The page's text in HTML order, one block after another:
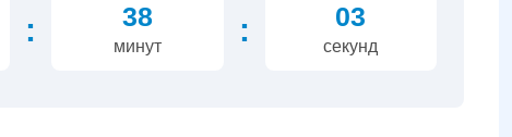
: 38
минут : 02
секунд